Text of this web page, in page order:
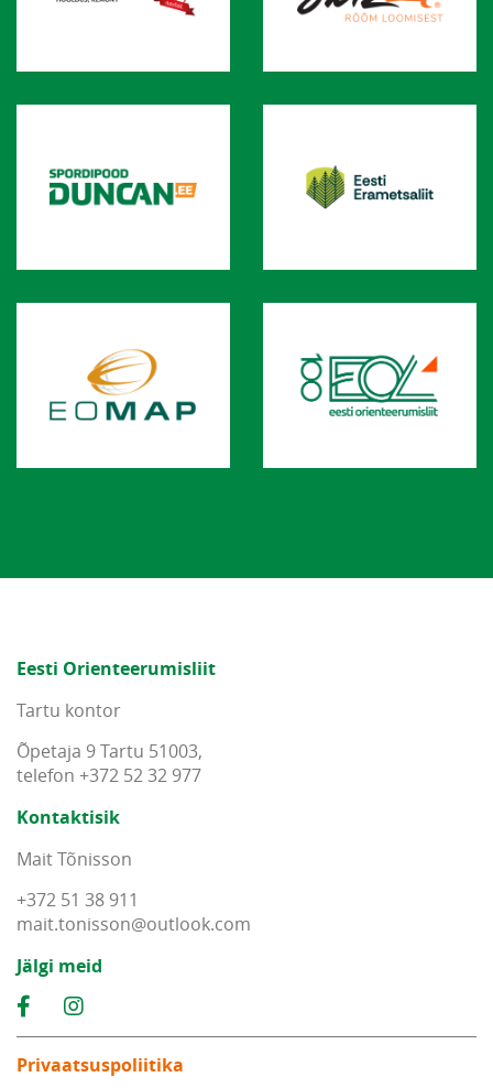
Eesti Orienteerumisliit
Tartu kontor
Õpetaja 9 Tartu 51003,
telefon +372 52 32 977
Kontaktisik
Mait Tõnisson
+372 51 38 911
mait.tonisson@outlook.com
Jälgi meid
Privaatsuspoliitika